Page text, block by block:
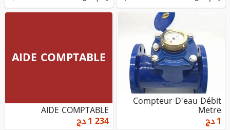
Compteur D'eau Débit
Metre
1دج
AIDE COMPTABLE
AIDE COMPTABLE
1 234دج